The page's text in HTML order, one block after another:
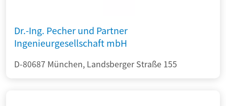
Dr.-Ing. Pecher und Partner
Ingenieurgesellschaft mbH
D-80687 München, Landsberger Straße 155